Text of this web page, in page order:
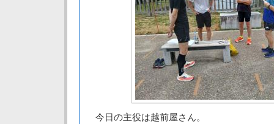
今日の主役は越前屋さん。